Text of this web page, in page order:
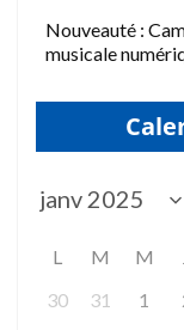
Nouveauté :
musicale
L M M
30
31 1